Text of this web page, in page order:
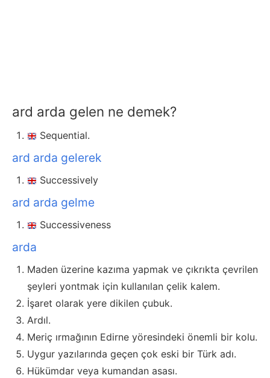
ard arda gelen ne demek?
Sequential.
ard arda gelerek
Successively
ard arda gelme
Successiveness
arda
Maden üzerine kazıma yapmak ve çıkrıkta çevrilen
şeyleri yontmak için kullanılan çelik kalem.
İşaret olarak yere dikilen çubuk.
Ardıl.
Meriç ırmağının Edirne yöresindeki önemli bir kolu.
Uygur yazılarında geçen çok eski bir Türk adı.
Hükümdar veya kumandan asası.